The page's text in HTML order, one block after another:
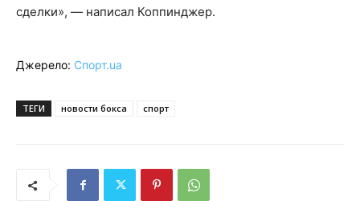
сделки», — написал Коппинджер.
Джерело: Спорт.ua
ТЕГИ новости бокса спорт